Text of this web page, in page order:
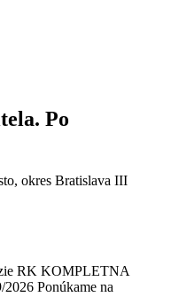
Po
okres Bratislava III
RK KOMPLETNA
Ponúkame na